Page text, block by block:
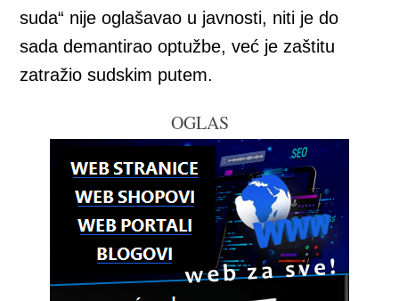
suda“ nije oglašavao u javnosti, niti je do
sada demantirao optužbe, već je zaštitu
zatražio sudskim putem.
OGLAS